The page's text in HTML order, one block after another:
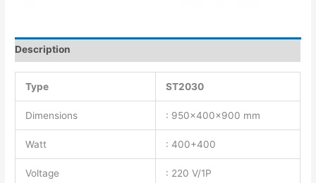
Description
Type ST2030
Dimensions : 950x400x900 mm
Watt : 400+400
Voltage : 220 V/1P